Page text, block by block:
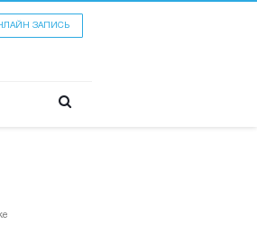
ЗАПИСЬ